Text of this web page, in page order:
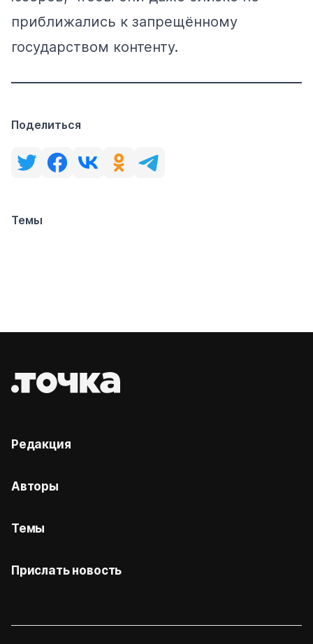
приближались к запрещённому
государством контенту.
Поделиться
Темы
Редакция
Авторы
Темы
Прислать новость